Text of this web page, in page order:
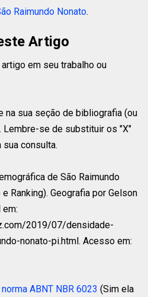
Raimundo Nonato.
Artigo
em seu trabalho ou
na sua seção de bibliografia (ou
se de substituir os "X"
consulta.
de São Raimundo
Ranking). Geografia por Gelson
em:
2019/07/densidade-
nonato-pi.html. Acesso em:
norma ABNT NBR 6023 (Sim ela